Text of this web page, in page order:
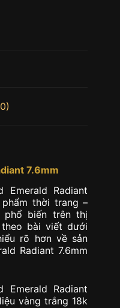
7.6mm
Emerald Radiant
thời trang –
biến trên thị
bài viết dưới
rõ hơn về sản
Radiant 7.6mm
Emerald Radiant
vàng trắng 18k